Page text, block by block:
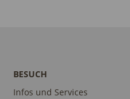
BESUCH
Infos und Services